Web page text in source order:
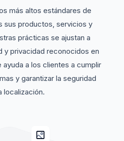
más altos estándares de
sus productos, servicios y
prácticas se ajustan a
y privacidad reconocidos en
a los clientes a cumplir
y garantizar la seguridad
localización.